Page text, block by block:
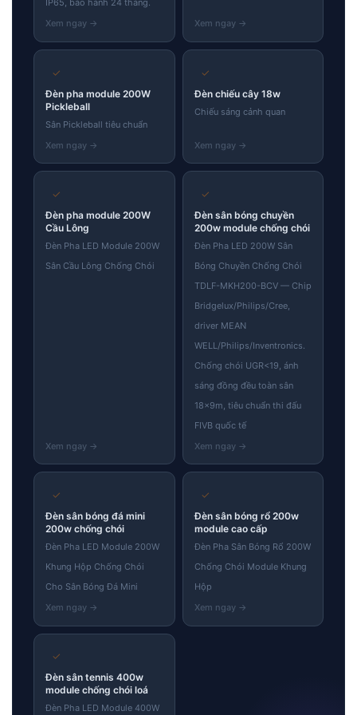
IP65, bảo hành 24 tháng.
✓
Đèn pha module 200W
Pickleball
Sân Pickleball tiêu chuẩn
✓
Đèn chiếu cây 18w
Chiếu sáng cảnh quan
✓
Đèn pha module 200W
Cầu Lông
Đèn Pha LED Module 200W
Sân Cầu Lông Chống Chói
✓
Đèn sân bóng chuyền
200w module chống chói
Đèn Pha LED 200W Sân
Bóng Chuyền Chống Chói
TDLF-MKH200-BCV — Chip
Bridgelux/Philips/Cree,
driver MEAN
WELL/Philips/Inventronics.
Chống chói UGR<19, ánh
sáng đồng đều toàn sân
18×9m, tiêu chuẩn thi đấu
FIVB quốc tế
✓
Đèn sân bóng đá mini
200w chống chói
Đèn Pha LED Module 200W
Khung Hộp Chống Chói
Cho Sân Bóng Đá Mini
✓
Đèn sân bóng rổ 200w
module cao cấp
Đèn Pha Sân Bóng Rổ 200W
Chống Chói Module Khung
Hộp
✓
Đèn sân tennis 400w
module chống chói loá
Đèn Pha LED Module 400W